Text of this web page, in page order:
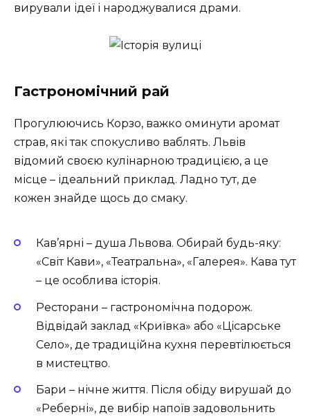
вирували ідеї і народжувалися драми.
Гастрономічний рай
Прогулюючись Корзо, важко оминути аромат
страв, які так спокусливо ваблять. Львів
відомий своєю кулінарною традицією, а це
місце – ідеальний приклад. Ладно тут, де
кожен знайде щось до смаку.
Кав’ярні – душа Львова. Обирай будь-яку:
«Світ Кави», «Театральна», «Галерея». Кава тут
– це особлива історія.
Ресторани – гастрономічна подорож.
Відвідай заклад «Криївка» або «Цісарське
Село», де традиційна кухня перевтілюється
в мистецтво.
Бари – нічне життя. Після обіду вирушай до
«Реберні», де вибір напоїв задовольнить